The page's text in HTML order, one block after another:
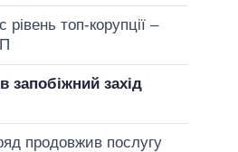
рівень топ-корупції –
запобіжний захід
продовжив послугу